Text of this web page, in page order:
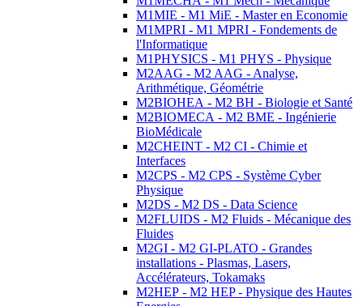
M1MIE - M1 MiE - Master en Economie
M1MPRI - M1 MPRI - Fondements de
l'Informatique
M1PHYSICS - M1 PHYS - Physique
M2AAG - M2 AAG - Analyse,
Arithmétique, Géométrie
M2BIOHEA - M2 BH - Biologie et Santé
M2BIOMECA - M2 BME - Ingénierie
BioMédicale
M2CHEINT - M2 CI - Chimie et
Interfaces
M2CPS - M2 CPS - Système Cyber
Physique
M2DS - M2 DS - Data Science
M2FLUIDS - M2 Fluids - Mécanique des
Fluides
M2GI - M2 GI-PLATO - Grandes
installations - Plasmas, Lasers,
Accélérateurs, Tokamaks
M2HEP - M2 HEP - Physique des Hautes